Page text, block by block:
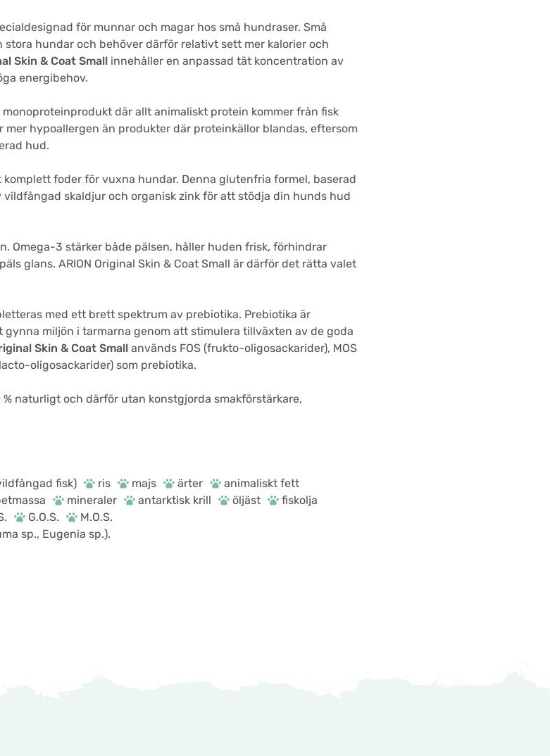
för munnar och magar hos små hundraser. Små
hundar och behöver därför relativt sett mer kalorier och
Skin & Coat Small innehåller en anpassad tät koncentration av
energibehov.
monoproteinprodukt där allt animaliskt protein kommer från fisk
hypoallergen än produkter där proteinkällor blandas, eftersom
hud.
komplett foder för vuxna hundar. Denna glutenfria formel, baserad
skaldjur och organisk zink för att stödja din hunds hud
Omega-3 stärker både pälsen, håller huden frisk, förhindrar
glans. ARION Original Skin & Coat Small är därför det rätta valet
med ett brett spektrum av prebiotika. Prebiotika är
miljön i tarmarna genom att stimulera tillväxten av de goda
Skin & Coat Small används FOS (frukto-oligosackarider), MOS
oligosackarider) som prebiotika.
% naturligt och därför utan konstgjorda smakförstärkare,
fisk) ris majs ärter
animaliskt fett
mineraler antarktisk krill öljäst
fiskolja
G.O.S.
M.O.S.
sp., Eugenia sp.).